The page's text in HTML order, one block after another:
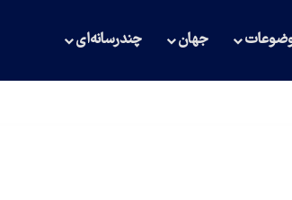
جهان چندرسانه‌ای